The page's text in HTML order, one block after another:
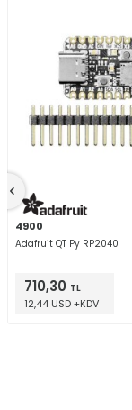
4900
Adafruit QT Py RP2040
710,30 TL
12,44 USD +KDV